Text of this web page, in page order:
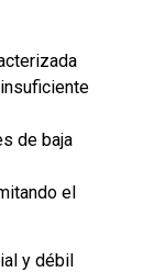
de baja
el
y débil